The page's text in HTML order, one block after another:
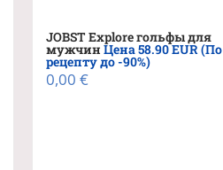
JOBST Explore гольфы для
мужчин Цена 58.90 EUR (По
рецепту до -90%)
0,00 €